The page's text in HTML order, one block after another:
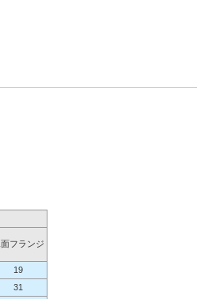
面フランジ
19
31